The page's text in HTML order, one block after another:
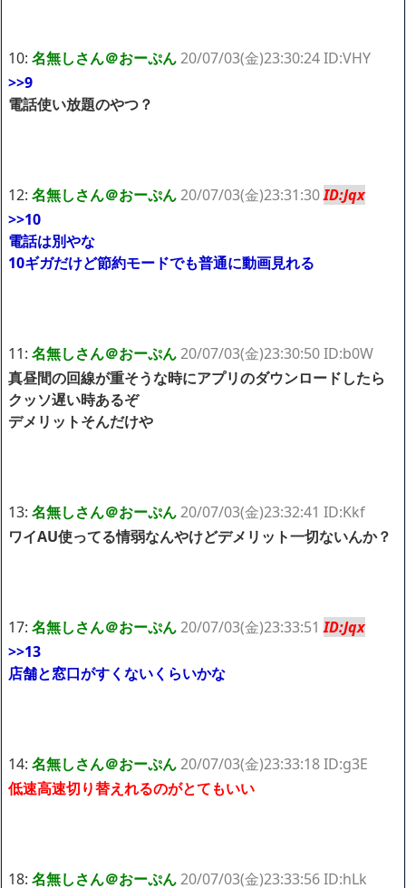
10: 名無しさん＠おーぷん20/07/03(金)23:30:24 ID:VHY
>>9
電話使い放題のやつ？
12: 名無しさん＠おーぷん20/07/03(金)23:31:30ID:Jqx
>>10
電話は別やな
10ギガだけど節約モードでも普通に動画見れる
11: 名無しさん＠おーぷん20/07/03(金)23:30:50 ID:b0W
真昼間の回線が重そうな時にアプリのダウンロードしたら
クッソ遅い時あるぞ
デメリットそんだけや
13: 名無しさん＠おーぷん20/07/03(金)23:32:41 ID:Kkf
ワイAU使ってる情弱なんやけどデメリット一切ないんか？
17: 名無しさん＠おーぷん20/07/03(金)23:33:51ID:Jqx
>>13
店舗と窓口がすくないくらいかな
14: 名無しさん＠おーぷん20/07/03(金)23:33:18 ID:g3E
低速高速切り替えれるのがとてもいい
18: 名無しさん＠おーぷん20/07/03(金)23:33:56 ID:hLk